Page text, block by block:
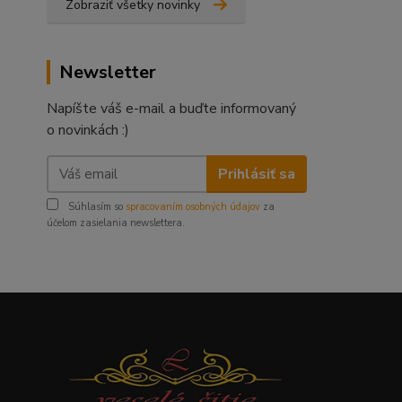
Zobraziť všetky novinky
Newsletter
Napíšte váš e-mail a buďte informovaný
o novinkách :)
Prihlásiť sa
Súhlasím so spracovaním osobných údajov za
účelom zasielania newslettera.